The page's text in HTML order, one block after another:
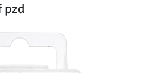
pzd